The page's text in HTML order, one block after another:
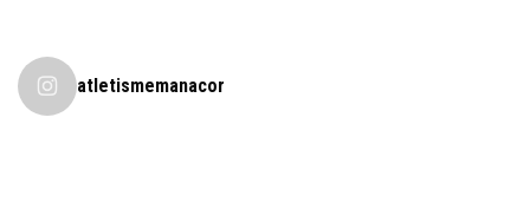
atletismemanacor